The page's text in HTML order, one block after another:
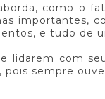
como o
importantes,
e tudo de
lidarem com
sempre